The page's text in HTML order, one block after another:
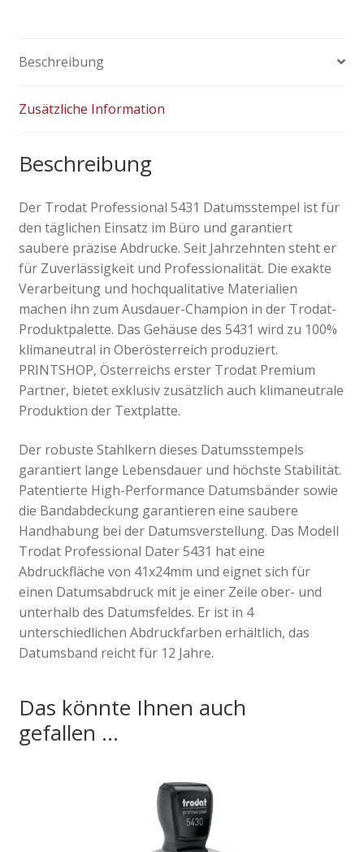
Beschreibung
Zusätzliche Information
Beschreibung
Der Trodat Professional 5431 Datumsstempel ist für
den täglichen Einsatz im Büro und garantiert
saubere präzise Abdrucke. Seit Jahrzehnten steht er
für Zuverlässigkeit und Professionalität. Die exakte
Verarbeitung und hochqualitative Materialien
machen ihn zum Ausdauer-Champion in der Trodat-
Produktpalette. Das Gehäuse des 5431 wird zu 100%
klimaneutral in Oberösterreich produziert.
PRINTSHOP, Österreichs erster Trodat Premium
Partner, bietet exklusiv zusätzlich auch klimaneutrale
Produktion der Textplatte.
Der robuste Stahlkern dieses Datumsstempels
garantiert lange Lebensdauer und höchste Stabilität.
Patentierte High-Performance Datumsbänder sowie
die Bandabdeckung garantieren eine saubere
Handhabung bei der Datumsverstellung. Das Modell
Trodat Professional Dater 5431 hat eine
Abdruckfläche von 41x24mm und eignet sich für
einen Datumsabdruck mit je einer Zeile ober- und
unterhalb des Datumsfeldes. Er ist in 4
unterschiedlichen Abdruckfarben erhältlich, das
Datumsband reicht für 12 Jahre.
Das könnte Ihnen auch
gefallen …